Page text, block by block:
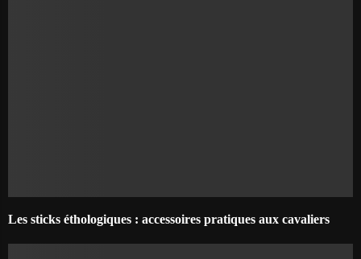
Les sticks éthologiques : accessoires pratiques aux cavaliers